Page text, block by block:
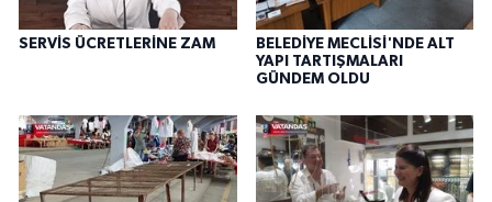
SERVİS ÜCRETLERİNE ZAM
BELEDİYE MECLİSİ'NDE ALT
YAPI TARTIŞMALARI
GÜNDEM OLDU